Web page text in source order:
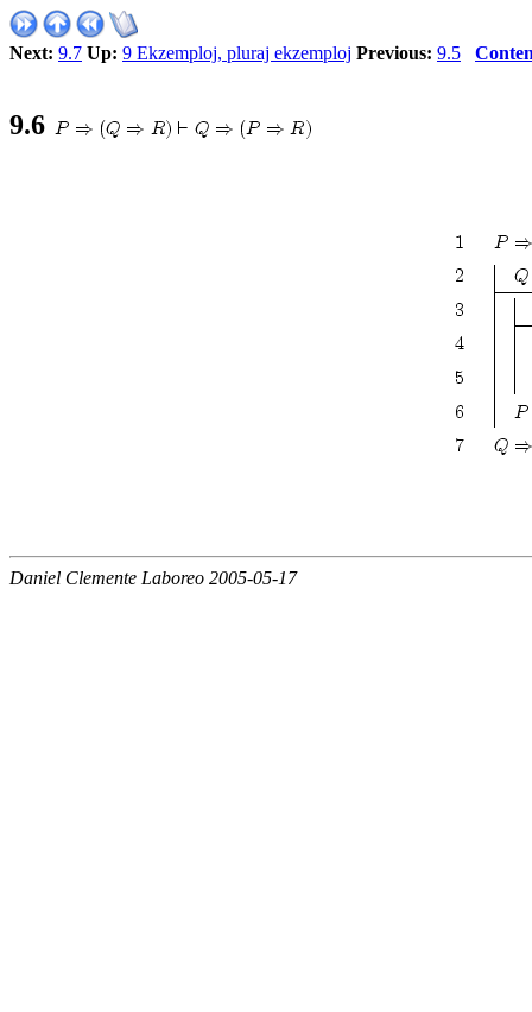
Next: 9.7 Up: 9 Ekzemploj, pluraj ekzemploj Previous: 9.5
9.6
Daniel Clemente Laboreo 2005-05-17